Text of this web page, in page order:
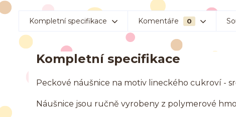
Kompletní specifikace Komentáře 0
Kompletní specifikace
Peckové náušnice na motiv lineckého cukroví -
Náušnice jsou ručně vyrobeny z polymerové